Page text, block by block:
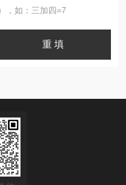
，如：三加四=7